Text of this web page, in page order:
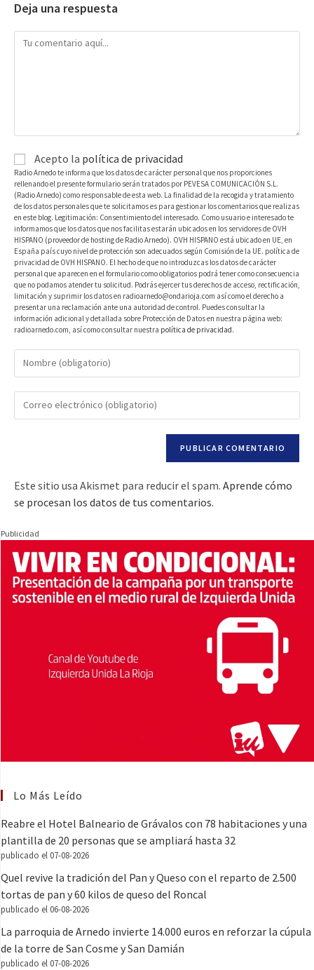
Deja una respuesta
Acepto la política de privacidad
Radio Arnedo te informa que los datos de carácter personal que nos proporciones
rellenando el presente formulario serán tratados por PEVESA COMUNICACIÓN S.L.
(Radio Arnedo) como responsable de esta web. La finalidad de la recogida y tratamiento
de los datos personales que te solicitamos es para gestionar los comentarios que realizas
en este blog. Legitimación: Consentimiento del interesado. Como usuario e interesado te
informamos que los datos que nos facilitas estarán ubicados en los servidores de OVH
HISPANO (proveedor de hosting de Radio Arnedo). OVH HISPANO está ubicado en UE, en
España país cuyo nivel de protección son adecuados según Comisión de la UE. política de
privacidad de OVH HISPANO. El hecho de que no introduzcas los datos de carácter
personal que aparecen en el formulario como obligatorios podrá tener como consecuencia
que no podamos atender tu solicitud. Podrás ejercer tus derechos de acceso, rectificación,
limitación y suprimir los datos en radioarnedo@ondarioja.com así como el derecho a
presentar una reclamación ante una autoridad de control. Puedes consultar la
información adicional y detallada sobre Protección de Datos en nuestra página web:
radioarnedo.com, así como consultar nuestra política de privacidad.
Este sitio usa Akismet para reducir el spam. Aprende cómo
se procesan los datos de tus comentarios.
Publicidad
Lo Más Leído
Reabre el Hotel Balneario de Grávalos con 78 habitaciones y una
plantilla de 20 personas que se ampliará hasta 32
publicado el 07-08-2026
Quel revive la tradición del Pan y Queso con el reparto de 2.500
tortas de pan y 60 kilos de queso del Roncal
publicado el 06-08-2026
La parroquia de Arnedo invierte 14.000 euros en reforzar la cúpula
de la torre de San Cosme y San Damián
publicado el 07-08-2026